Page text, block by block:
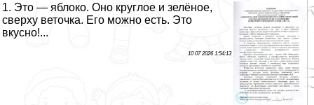
1. Это — яблоко. Оно круглое и зелёное,
сверху веточка. Его можно есть. Это
вкусно!...
10 07 2026 1:54:13